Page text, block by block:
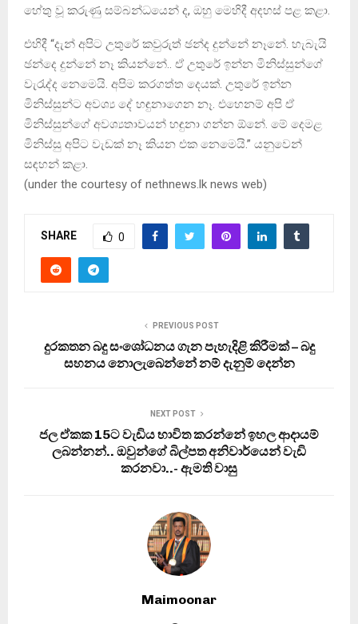
හේතු වූ කරුණු සම්බන්ධයෙන් ද, ඔහු මෙහිදී අදහස් පළ කළා.
එහිදී “දැන් අපිට උතුරේ කවුරුත් ඡන්ද දුන්නේ නෑනේ. හැබැයි
ඡන්දෙ දුන්නේ නෑ කියන්නේ.. ඒ උතුරේ ඉන්න මිනිස්සුන්ගේ
වැරැද්ද නෙමෙයි. අපිම කරගත්ත දෙයක්. උතුරේ ඉන්න
මිනිස්සුන්ට අවශ්‍ය දේ හඳුනාගෙන නෑ. එහෙනම් අපි ඒ
මිනිස්සුන්ගේ අවශ්‍යතාවයන් හඳුනා ගන්න ඕනේ. මේ දෙමළ
මිනිස්සු අපිට වැඩක් නෑ කියන එක නෙමෙයි.” යනුවෙන්
සඳහන් කළා.
(under the courtesy of nethnews.lk news web)
SHARE 0
PREVIOUS POST
දුරකතන බදු සංශෝධනය ගැන පැහැදිළි කිරීමක් – බදු
සහනය නොලැබෙන්නේ නම් දැනුම් දෙන්න
NEXT POST
ජල ඒකක 15ට වැඩිය භාවිත කරන්නේ ඉහල ආදායම්
ලබන්නන්.. ඔවුන්ගේ බිල්පත අනිවාර්යෙන් වැඩි
කරනවා..- ඇමති වාසු
Maimoonar